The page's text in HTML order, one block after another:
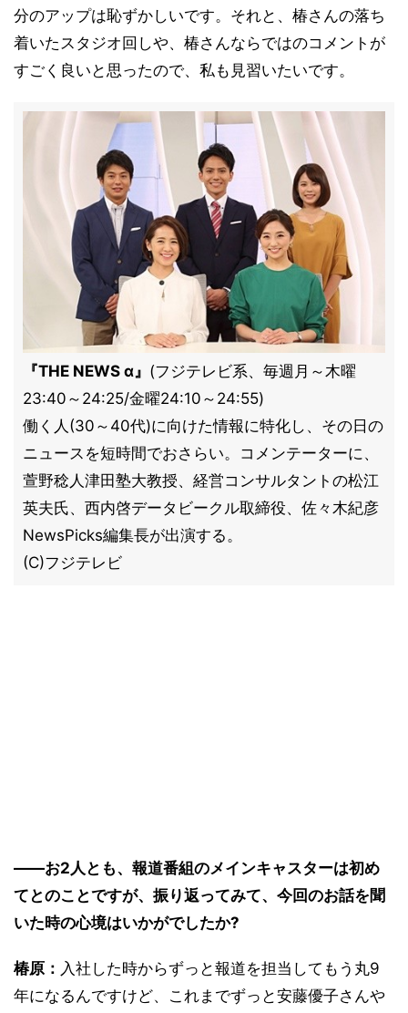
分のアップは恥ずかしいです。それと、椿さんの落ち
着いたスタジオ回しや、椿さんならではのコメントが
すごく良いと思ったので、私も見習いたいです。
『THE NEWS α』 (フジテレビ系、毎週月～木曜
23:40～24:25/金曜24:10～24:55)
働く人(30～40代)に向けた情報に特化し、その日の
ニュースを短時間でおさらい。コメンテーターに、
萱野稔人津田塾大教授、経営コンサルタントの松江
英夫氏、西内啓データビークル取締役、佐々木紀彦
NewsPicks編集長が出演する。
(C)フジテレビ
――お2人とも、報道番組のメインキャスターは初め
てとのことですが、振り返ってみて、今回のお話を聞
いた時の心境はいかがでしたか?
椿原： 入社した時からずっと報道を担当してもう丸9
年になるんですけど、これまでずっと安藤優子さんや